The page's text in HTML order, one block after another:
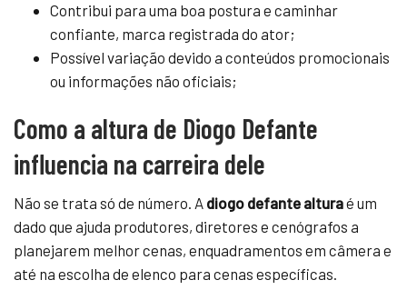
Contribui para uma boa postura e caminhar
confiante, marca registrada do ator;
Possível variação devido a conteúdos promocionais
ou informações não oficiais;
Como a altura de Diogo Defante
influencia na carreira dele
Não se trata só de número. A diogo defante alturaé um
dado que ajuda produtores, diretores e cenógrafos a
planejarem melhor cenas, enquadramentos em câmera e
até na escolha de elenco para cenas específicas.